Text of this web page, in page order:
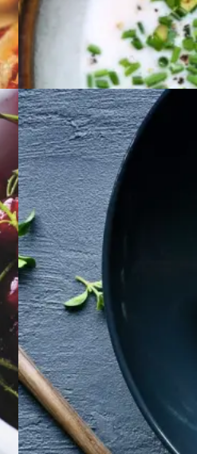
Gem opskrift
SatjaSatja de
pollopollo
Gem opskrift
Aftensmad